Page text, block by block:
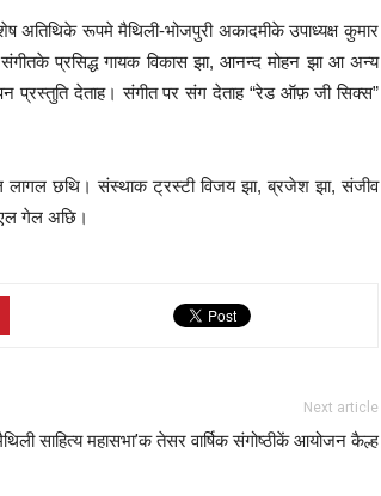
अतिथिके रूपमे मैथिली-भोजपुरी अकादमीके उपाध्यक्ष कुमार
प्रसिद्ध गायक विकास झा, आनन्द मोहन झा आअन्य
प्रस्तुति देताह। संगीत पर संग देताह “रेड ऑफ़ जी सिक्स”
लागल छथि। संस्थाक ट्रस्टी विजय झा,ब्रजेश झा,संजीव
गेल अछि।
Next article
साहित्य महासभा’क तेसर वार्षिक संगोष्ठीकें आयोजन कैल्ह